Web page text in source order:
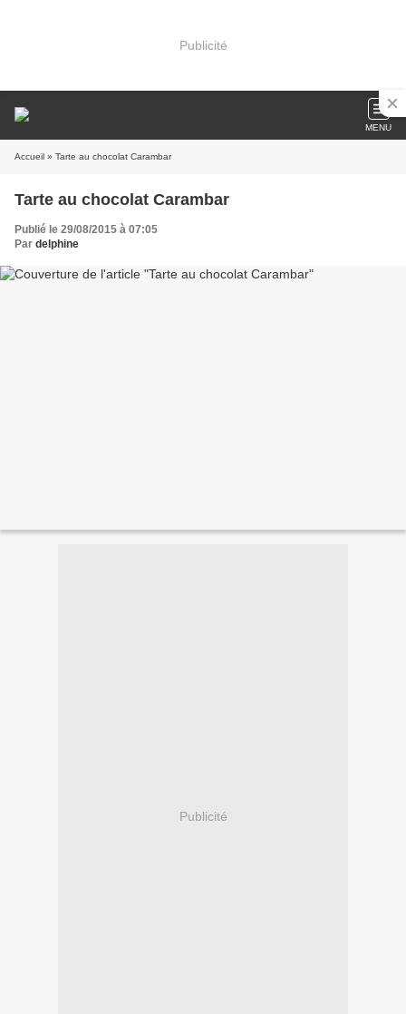
Publicité
MENU
Accueil » Tarte au chocolat Carambar
Tarte au chocolat Carambar
Publié le 29/08/2015 à 07:05
Par delphine
Publicité